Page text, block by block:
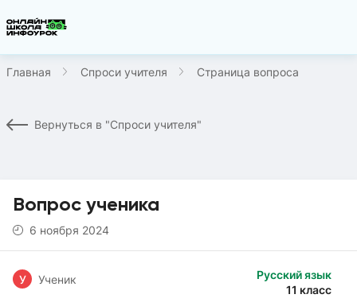
Главная Спроси учителя Страница вопроса
Вернуться в "Спроси учителя"
Вопрос ученика
6 ноября 2024
Русский язык
11 класс
У Ученик